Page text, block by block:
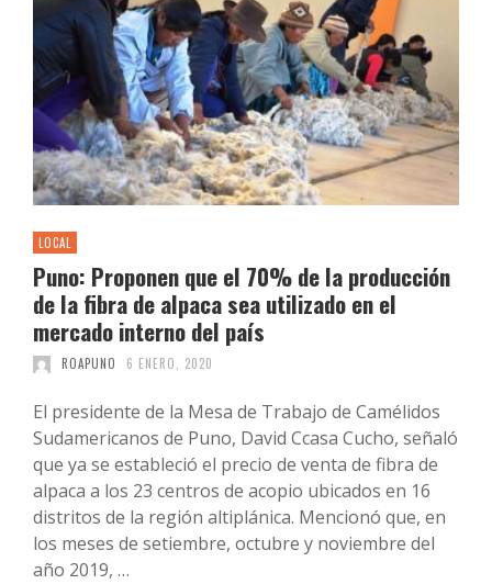
LOCAL
Puno: Proponen que el 70% de la producción
de la fibra de alpaca sea utilizado en el
mercado interno del país
ROAPUNO 6 ENERO, 2020
El presidente de la Mesa de Trabajo de Camélidos
Sudamericanos de Puno, David Ccasa Cucho, señaló
que ya se estableció el precio de venta de fibra de
alpaca a los 23 centros de acopio ubicados en 16
distritos de la región altiplánica. Mencionó que, en
los meses de setiembre, octubre y noviembre del
año 2019, …